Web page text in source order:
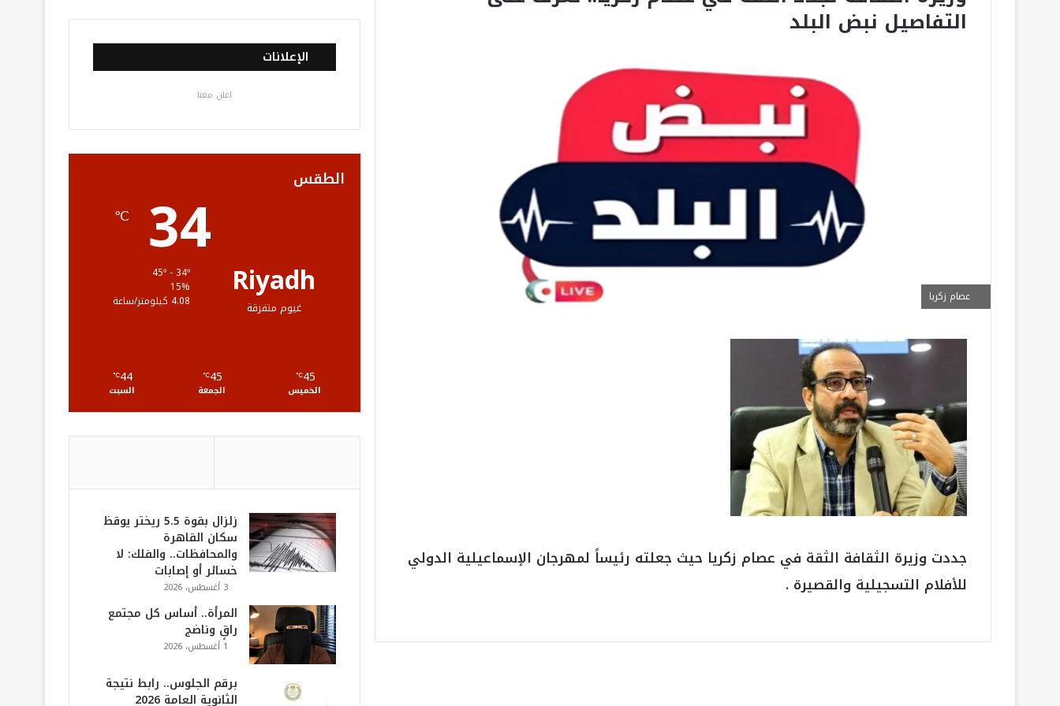
التفاصيل نبض البلد
عصام زكريا
جددت وزيرة الثقافة الثقة في عصام زكريا حيث جعلته رئيساً لمهرجان الإسماعيلية الدولي
للأفلام التسجيلية والقصيرة .
س
ب
ك
ي
ت
ت
ي
و
ب
س
ت
ر
خ
ص
ل
ق
R
الإعلانات
اعلن معنا
الطقس
Riyadh
غيوم متفرقة
34
℃
15%
4.08 كيلومتر/ساعة
45
℃
الخميس
45
℃
الجمعة
44
℃
السبت
زلزال بقوة 5.5 ريختر يوقظ
سكان القاهرة
والمحافظات.. والفلك: لا
خسائر أو إصابات
3 أغسطس، 2026
المرأة.. أساس كل مجتمع
راقٍ وناضج
1 أغسطس، 2026
برقم الجلوس.. رابط نتيجة
الثانوية العامة 2026